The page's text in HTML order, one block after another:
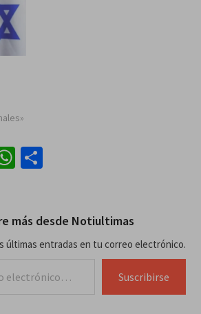
WhatsApp
Compartir
más desde Notiultimas
últimas entradas en tu correo electrónico.
Suscribirse